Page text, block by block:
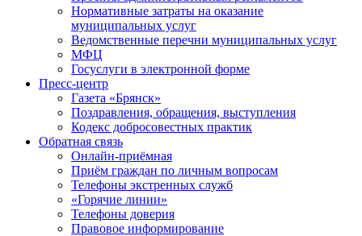
Нормативные затраты на оказание
муниципальных услуг
Ведомственные перечни муниципальных услуг
МФЦ
Госуслуги в электронной форме
Пресс-центр
Газета «Брянск»
Поздравления, обращения, выступления
Кодекс добросовестных практик
Обратная связь
Онлайн-приёмная
Приём граждан по личным вопросам
Телефоны экстренных служб
«Горячие линии»
Телефоны доверия
Правовое информирование